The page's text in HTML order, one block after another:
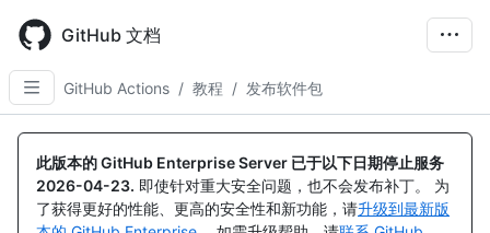
main
content
GitHub 文档
GitHub Actions / 教程 / 发布软件包
此版本的 GitHub Enterprise Server 已于以下日期停止服务
2026-04-23. 即使针对重大安全问题，也不会发布补丁。 为
了获得更好的性能、更高的安全性和新功能，请升级到最新版